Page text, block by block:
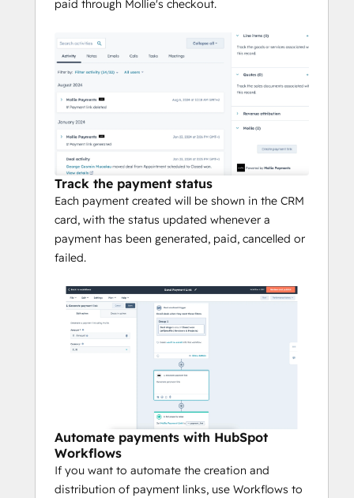
paid through Mollie's checkout.
Track the payment status
Each payment created will be shown in the CRM
card, with the status updated whenever a
payment has been generated, paid, cancelled or
failed.
Automate payments with HubSpot
Workflows
If you want to automate the creation and
distribution of payment links, use Workflows to